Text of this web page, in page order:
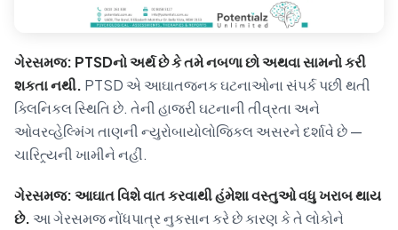
ગેરસમજ: PTSDનો અર્થ છે કે તમે નબળા છો અથવા સામનો કરી
શકતા નથી. PTSD એ આઘાતજનક ઘટનાઓના સંપર્ક પછી થતી
ક્લિનિકલ સ્થિતિ છે. તેની હાજરી ઘટનાની તીવ્રતા અને
ઓવરવ્હેલ્મિંગ તાણની ન્યુરોબાયોલોજિકલ અસરને દર્શાવે છે —
ચારિત્ર્યની ખામીને નહીં.
ગેરસમજ: આઘાત વિશે વાત કરવાથી હંમેશા વસ્તુઓ વધુ ખરાબ થાય
છે. આ ગેરસમજ નોંધપાત્ર નુકસાન કરે છે કારણ કે તે લોકોને